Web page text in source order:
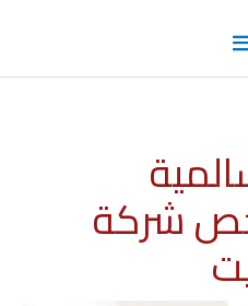
ارخص شركة